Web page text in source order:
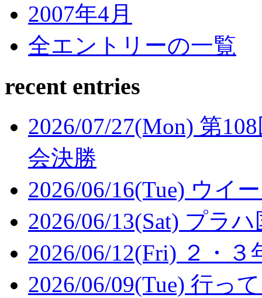
2007年4月
全エントリーの一覧
recent entries
2026/07/27(Mon) 第
会決勝
2026/06/16(Tue) ウイ
2026/06/13(Sat) プラハ
2026/06/12(Fri) ２・
2026/06/09(Tue) 行っ